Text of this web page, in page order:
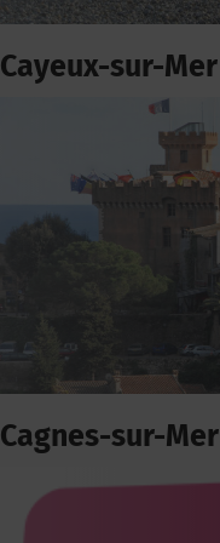
Cayeux-sur-Mer
Cagnes-sur-Mer